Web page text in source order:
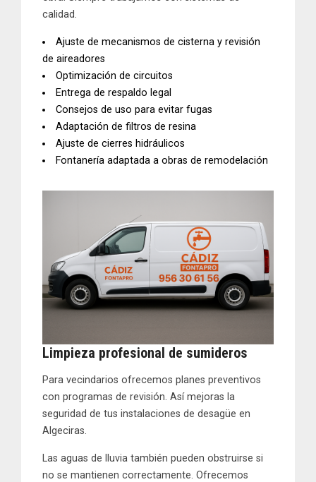
calidad.
Ajuste de mecanismos de cisterna y revisión
de aireadores
Optimización de circuitos
Entrega de respaldo legal
Consejos de uso para evitar fugas
Adaptación de filtros de resina
Ajuste de cierres hidráulicos
Fontanería adaptada a obras de remodelación
Limpieza profesional de sumideros
Para vecindarios ofrecemos planes preventivos
con programas de revisión. Así mejoras la
seguridad de tus instalaciones de desagüe en
Algeciras.
Las aguas de lluvia también pueden obstruirse si
no se mantienen correctamente. Ofrecemos